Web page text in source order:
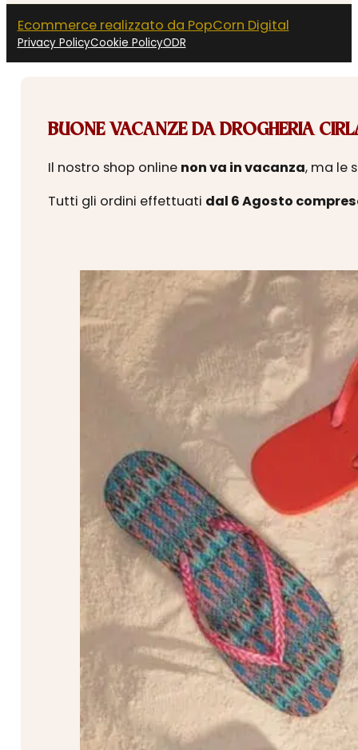
Ecommerce realizzato da PopCorn Digital
Privacy PolicyCookie PolicyODR
BUONE VACANZE DA DROGHERIA
Il nostro shop online non va in vacanza, ma le
Tutti gli ordini effettuati dal 6 Agosto